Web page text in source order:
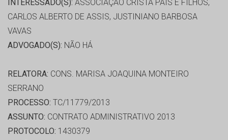
INTERESSADO(S): ASSOCIAÇÃO CRISTA PAIS E FILHOS,
CARLOS ALBERTO DE ASSIS, JUSTINIANO BARBOSA
VAVAS
ADVOGADO(S): NÃO HÁ
RELATORA: CONS. MARISA JOAQUINA MONTEIRO
SERRANO
PROCESSO: TC/11779/2013
ASSUNTO: CONTRATO ADMINISTRATIVO 2013
PROTOCOLO: 1430379